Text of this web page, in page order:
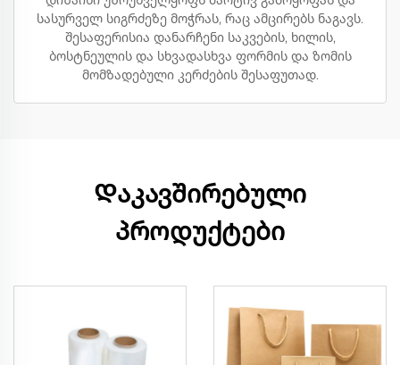
სასურველ სიგრძეზე მოჭრას, რაც ამცირებს ნაგავს.
შესაფერისია დანარჩენი საკვების, ხილის,
ბოსტნეულის და სხვადასხვა ფორმის და ზომის
მომზადებული კერძების შესაფუთად.
Დაკავშირებული
პროდუქტები